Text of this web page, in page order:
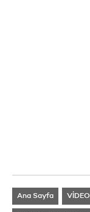
Ana Sayfa VİDEO